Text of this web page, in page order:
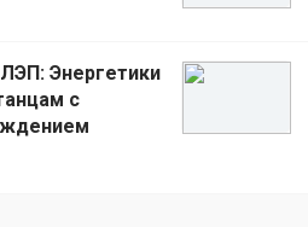
Энергетики
с